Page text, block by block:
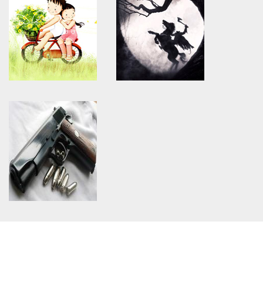
assumed 'article_topic' (this
will throw an Error in a future
version of PHP) in
/home/keedkean/domains/keedkean.com/public_html/include/article/
on line534
ชีวิต กับ ความว่างเปล่า
assumed 'article_topic' (this
will throw an Error in a future
version of PHP) in
/home/keedkean/domains/
on line534
เรื่องสั้น 18+
Warning
: Use of undefined
constant article_topic -
assumed 'article_topic' (this
will throw an Error in a future
version of PHP) in
/home/keedkean/domains/keedkean.com/public_html/include/article/
on line534
มิตรภาพ ความรัก ความทรงจำ